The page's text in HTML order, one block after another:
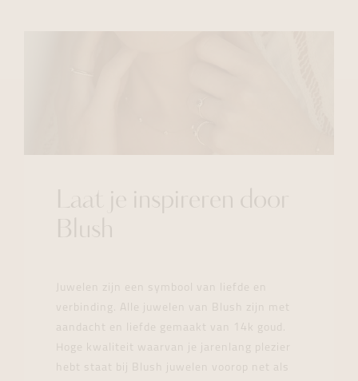
Laat je inspireren door
Blush
Juwelen zijn een symbool van liefde en
verbinding. Alle juwelen van Blush zijn met
aandacht en liefde gemaakt van 14k goud.
Hoge kwaliteit waarvan je jarenlang plezier
hebt staat bij Blush juwelen voorop net als